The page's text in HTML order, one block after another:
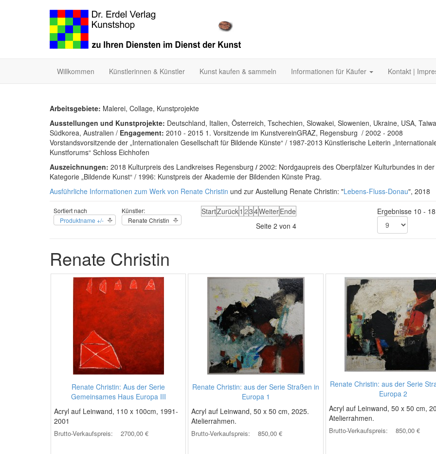
Willkommen Künstlerinnen & Künstler Kunst kaufen & sammeln Informationen für Käufer Kontakt |
Arbeitsgebiete: Malerei, Collage, Kunstprojekte
Ausstellungen und Kunstprojekte: Deutschland, Italien, Österreich, Tschechien, Slowakei, Slowenien, Ukraine, USA,
Südkorea, Australien / Engagement: 2010 - 2015 1. Vorsitzende im KunstvereinGRAZ, Regensburg / 2002 - 2008
Vorstandsvorsitzende der „Internationalen Gesellschaft für Bildende Künste“ / 1987-2013 Künstlerische Leiterin
Kunstforums“ Schloss Eichhofen
Auszeichnungen: 2018 Kulturpreis des Landkreises Regensburg / 2002: Nordgaupreis des Oberpfälzer Kulturbundes in der
Kategorie „Bildende Kunst“ / 1996: Kunstpreis der Akademie der Bildenden Künste Prag.
Ausführliche Informationen zum Werk von Renate Christin und zur Austellung Renate Christin: "Lebens-Fluss-Donau", 2018
Sortiert nach
Produktname +/-
Künstler:
Renate Christin
StartZurück1 234WeiterEnde
Seite 2 von 4
Ergebnisse 10 -
Renate Christin
Renate Christin: Aus der Serie
Gemeinsames Haus Europa III
Acryl auf Leinwand, 110 x 100cm, 1991-
2001
Brutto-Verkaufspreis: 2700,00 €
Renate Christin: aus der Serie Straßen in
Europa 1
Acryl auf Leinwand, 50 x 50 cm, 2025.
Atelierrahmen.
Brutto-Verkaufspreis: 850,00 €
Renate Christin: aus der Serie
Europa 2
Acryl auf Leinwand, 50 x 50 cm,
Atelierrahmen.
Brutto-Verkaufspreis: 850,00 €